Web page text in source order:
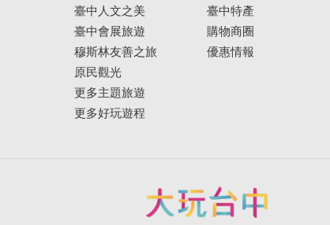
臺中人文之美
臺中會展旅遊
穆斯林友善之旅
原民觀光
更多主題旅遊
更多好玩遊程
臺中特產
購物商圈
優惠情報